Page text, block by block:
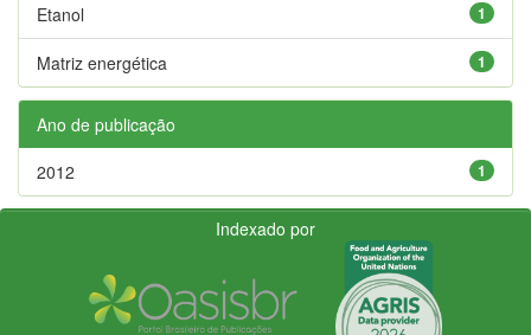
1
Etanol
1
Matriz energética
Ano de publicação
1
2012
Indexado por